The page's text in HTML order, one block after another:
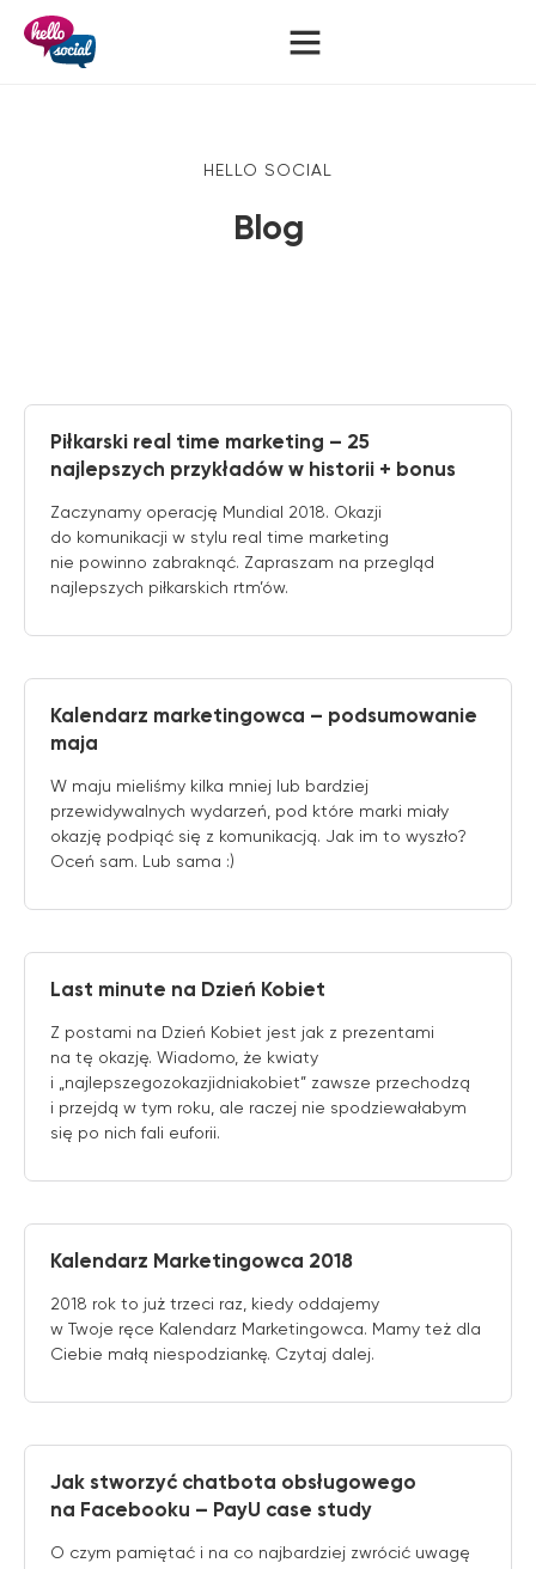
HELLO SOCIAL
Blog
Piłkarski real time marketing – 25
najlepszych przykładów w historii + bonus
Zaczynamy operację Mundial 2018. Okazji
do komunikacji w stylu real time marketing
nie powinno zabraknąć. Zapraszam na przegląd
najlepszych piłkarskich rtm’ów.
Kalendarz marketingowca – podsumowanie
maja
W maju mieliśmy kilka mniej lub bardziej
przewidywalnych wydarzeń, pod które marki miały
okazję podpiąć się z komunikacją. Jak im to wyszło?
Oceń sam. Lub sama :)
Last minute na Dzień Kobiet
Z postami na Dzień Kobiet jest jak z prezentami
na tę okazję. Wiadomo, że kwiaty
i „najlepszegozokazjidniakobiet” zawsze przechodzą
i przejdą w tym roku, ale raczej nie spodziewałabym
się po nich fali euforii.
Kalendarz Marketingowca 2018
2018 rok to już trzeci raz, kiedy oddajemy
w Twoje ręce Kalendarz Marketingowca. Mamy też dla
Ciebie małą niespodziankę. Czytaj dalej.
Jak stworzyć chatbota obsługowego
na Facebooku – PayU case study
O czym pamiętać i na co najbardziej zwrócić uwagę